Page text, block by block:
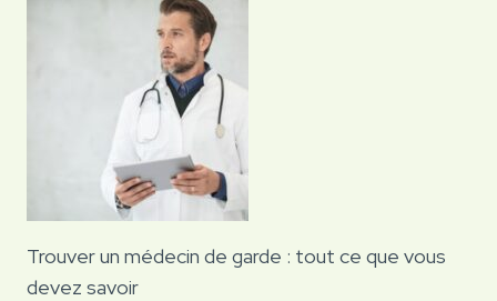
Trouver un médecin de garde : tout ce que vous
devez savoir